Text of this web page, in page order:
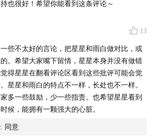
义，它的反面是什么？无意义、节
时代，我们要重新强调人跟自己身体之
在到处都要结果的时代，偶尔做些毫
分节制的、无意义的空间，恰恰是生而为
的部分。
没有”。
自我之外，拥有一个自我，对自己、别人慈
，远比拥有一个固定的模型重要。
时代，我们要重新强调人跟自己身体之间的
链接是一件“昂贵”的事情。恢复对身体的感
也很好！希望你能看到这条评论～
13
些不太好的言论，把星星和雨白做对比，或
。希望大家嘴下留情，星星本身并没有做错
得星星在翻看评论区看到这些批评可能会觉
星星和雨白的特点不一样，长处也不一样。
多一些鼓励，少一些指责。也希望星星看到
候，能拥有一颗强大的心脏。
: 同意